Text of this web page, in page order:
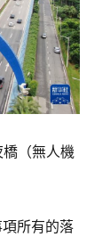
（無人機
所有的落